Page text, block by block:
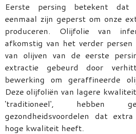
Eerste persing betekent dat
eenmaal zijn geperst om onze
produceren. Olijfolie van
afkomstig van het verder
van olijven van de eerste
extractie gebeurd door
bewerking om geraffineerde
Deze olijfoliën van lagere
'traditioneel',
gezondheidsvoordelen dat
hoge kwaliteit heeft.